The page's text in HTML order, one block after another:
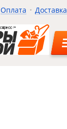
Оплата Доставка